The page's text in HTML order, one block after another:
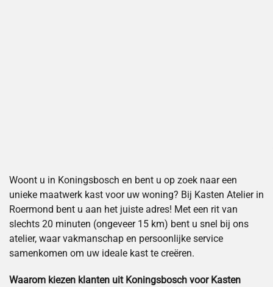
Woont u in Koningsbosch en bent u op zoek naar een
unieke maatwerk kast voor uw woning? Bij Kasten Atelier in
Roermond bent u aan het juiste adres! Met een rit van
slechts 20 minuten (ongeveer 15 km) bent u snel bij ons
atelier, waar vakmanschap en persoonlijke service
samenkomen om uw ideale kast te creëren.
Waarom kiezen klanten uit Koningsbosch voor Kasten